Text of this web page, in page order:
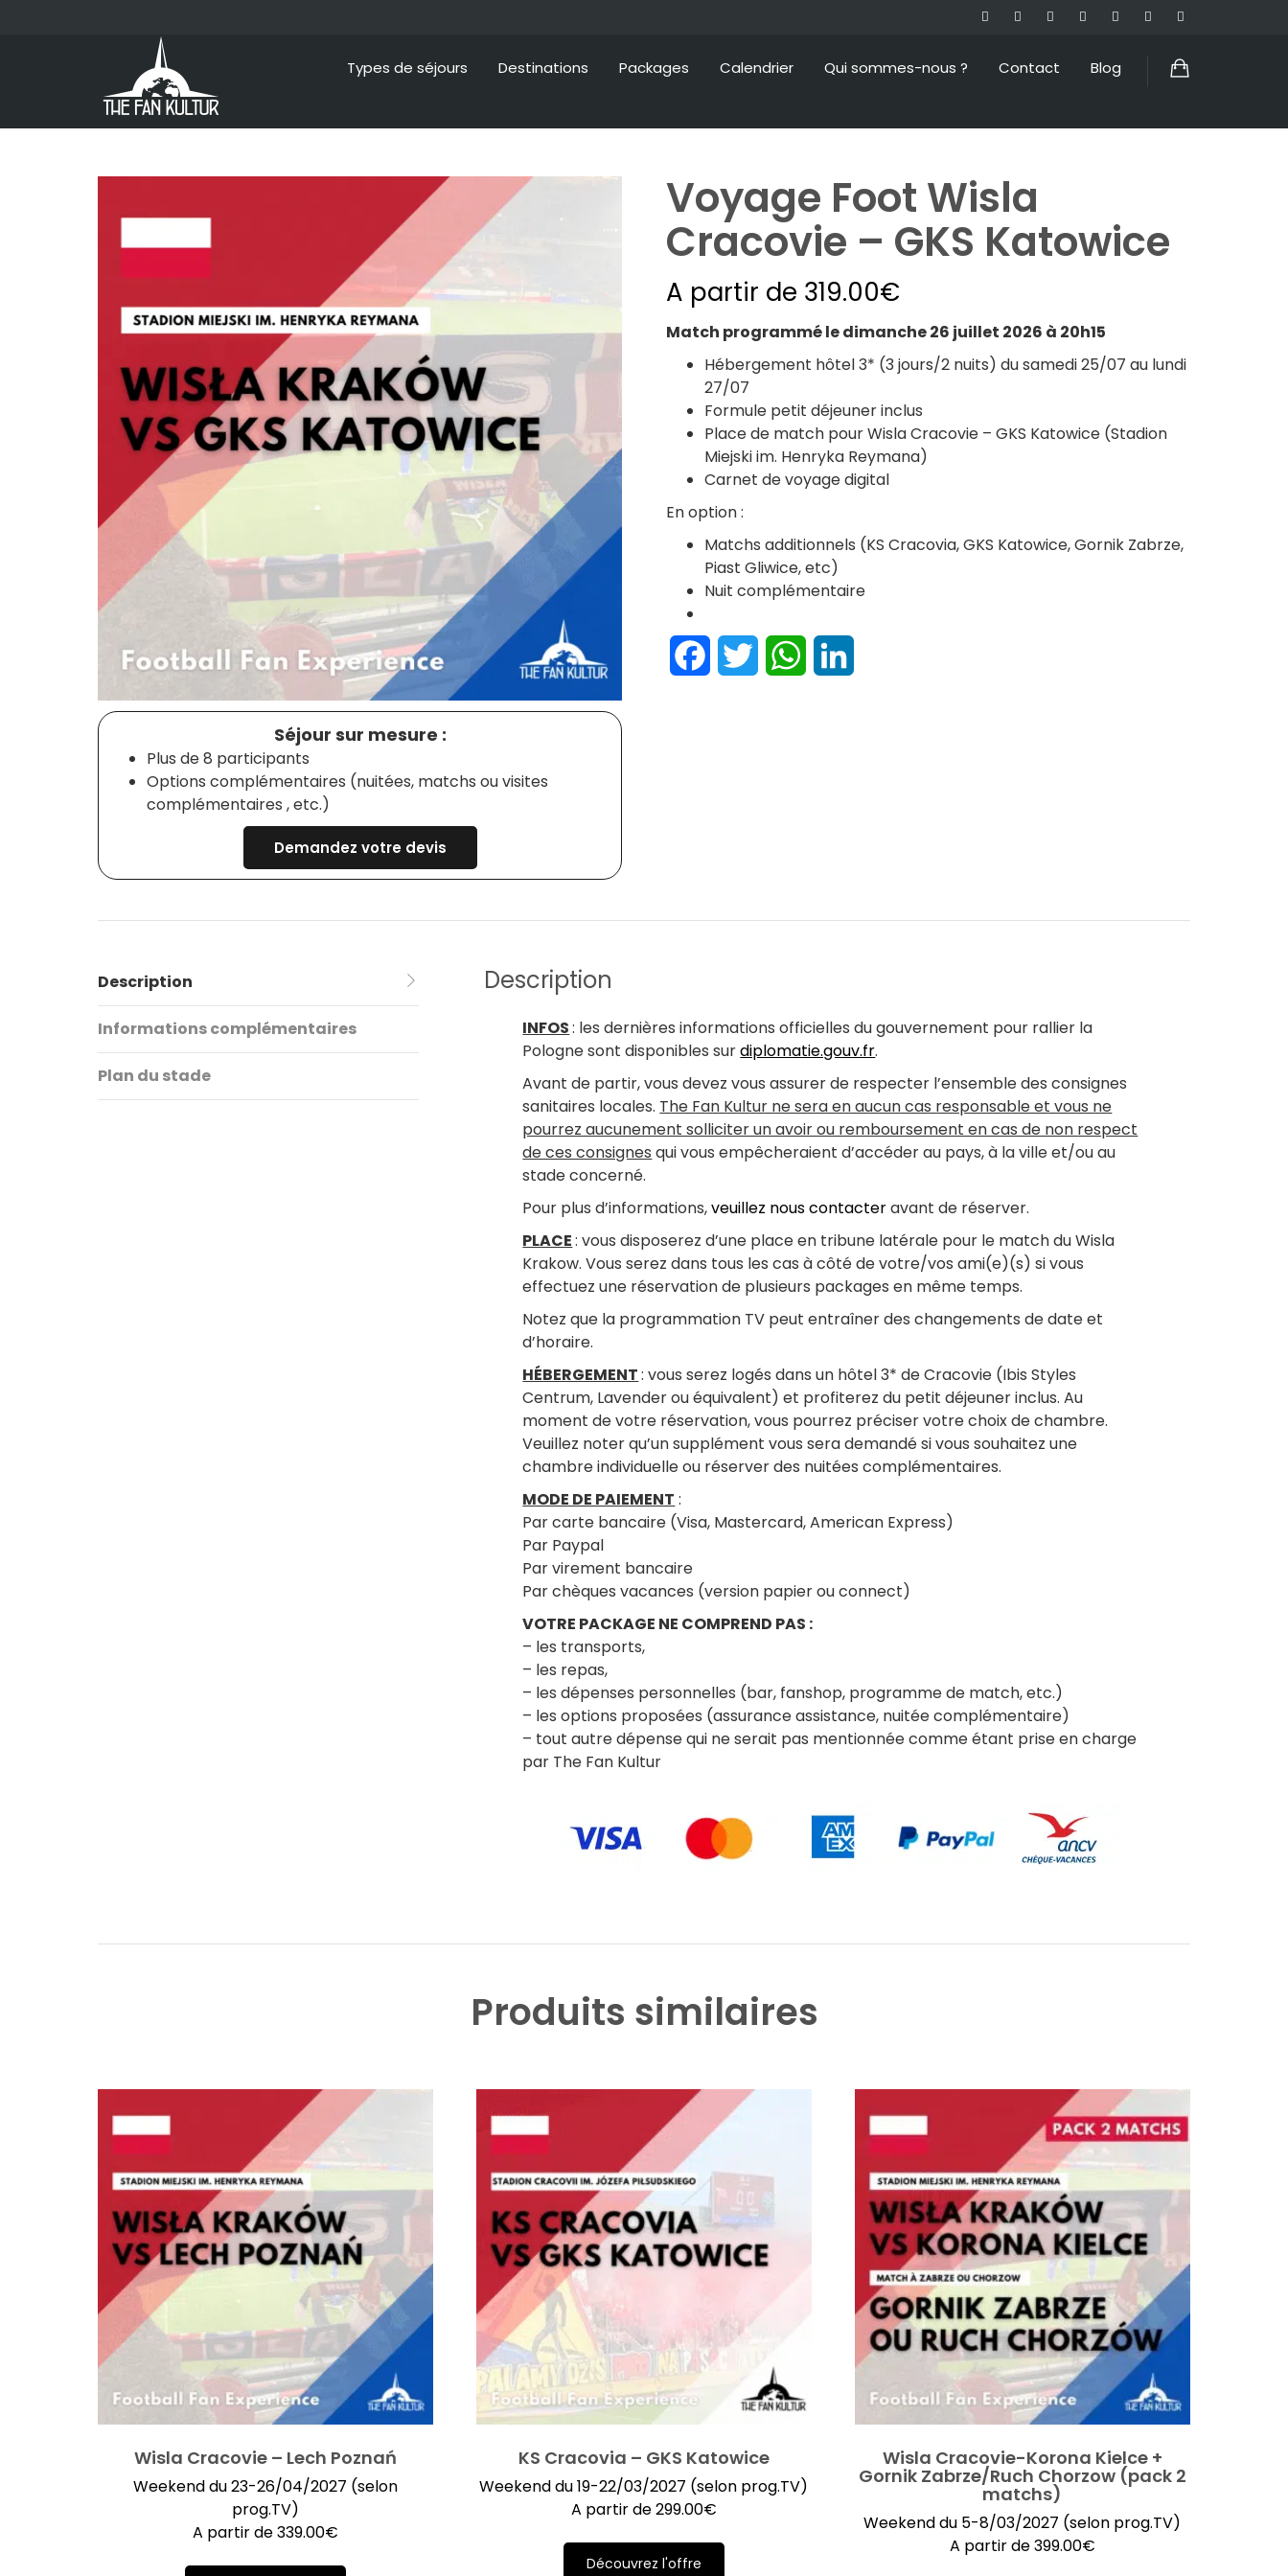
Types de séjours Destinations Packages Calendrier Qui sommes-nous ? Contact Blog
Séjour sur mesure :
Plus de 8 participants
Options complémentaires (nuitées, matchs ou visites
complémentaires , etc.)
Demandez votre devis
Voyage Foot Wisla
Cracovie – GKS Katowice
A partir de 319.00€
Match programmé le dimanche 26 juillet 2026 à 20h15
Hébergement hôtel 3* (3 jours/2 nuits) du samedi 25/07 au lundi
27/07
Formule petit déjeuner inclus
Place de match pour Wisla Cracovie – GKS Katowice (Stadion
Miejski im. Henryka Reymana)
Carnet de voyage digital
En option :
Matchs additionnels (KS Cracovia, GKS Katowice, Gornik Zabrze,
Piast Gliwice, etc)
Nuit complémentaire
FacebookTwitter WhatsApp
Description
Informations complémentaires
Plan du stade
Description
INFOS: les dernières informations officielles du gouvernement pour rallier la
Pologne sont disponibles surdiplomatie.gouv.fr.
Avant de partir, vous devez vous assurer de respecter l’ensemble des consignes
sanitaires locales. The Fan Kultur ne sera en aucun cas responsable et vous ne
pourrez aucunement solliciter un avoir ou remboursement en cas de non respect
de ces consignes qui vous empêcheraient d’accéder au pays, à la ville et/ou au
stade concerné.
Pour plus d’informations,veuillez nous contacteravant de réserver.
PLACE: vous disposerez d’une place en tribune latérale pour le match du Wisla
Krakow. Vous serez dans tous les cas à côté de votre/vos ami(e)(s) si vous
effectuez une réservation de plusieurs packages en même temps.
Notez que la programmation TV peut entraîner des changements de date et
d’horaire.
HÉBERGEMENT: vous serez logés dans un hôtel 3* de Cracovie (Ibis Styles
Centrum, Lavender ou équivalent) et profiterez du petit déjeuner inclus. Au
moment de votre réservation, vous pourrez préciser votre choix de chambre.
Veuillez noter qu’un supplément vous sera demandé si vous souhaitez une
chambre individuelle ou réserver des nuitées complémentaires.
MODE DE PAIEMENT :
Par carte bancaire (Visa, Mastercard, American Express)
Par Paypal
Par virement bancaire
Par chèques vacances (version papier ou connect)
VOTRE PACKAGE NE COMPREND PAS :
– les transports,
– les repas,
– les dépenses personnelles (bar, fanshop, programme de match, etc.)
– les options proposées (assurance assistance, nuitée complémentaire)
– tout autre dépense qui ne serait pas mentionnée comme étant prise en charge
par The Fan Kultur
Produits similaires
Wisla Cracovie – Lech Poznań
Weekend du 23-26/04/2027 (selon
prog.TV)
A partir de339.00€
KS Cracovia – GKS Katowice
Weekend du 19-22/03/2027 (selon prog.TV)
A partir de299.00€
Découvrez l'offre
Wisla Cracovie-Korona Kielce +
Gornik Zabrze/Ruch Chorzow (pack 2
matchs)
Weekend du 5-8/03/2027 (selon prog.TV)
A partir de399.00€